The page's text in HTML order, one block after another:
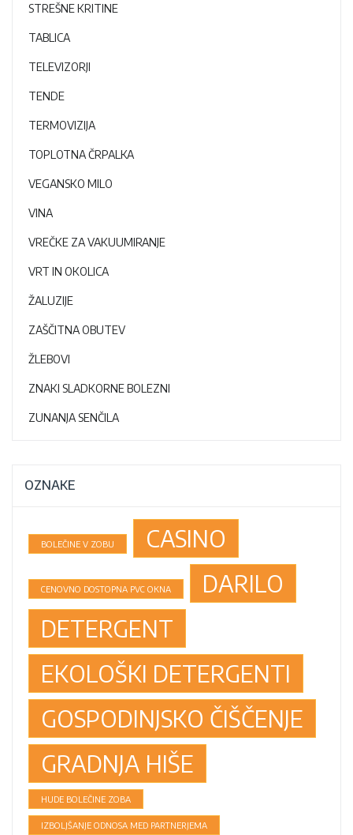
STREŠNE KRITINE
TABLICA
TELEVIZORJI
TENDE
TERMOVIZIJA
TOPLOTNA ČRPALKA
VEGANSKO MILO
VINA
VREČKE ZA VAKUUMIRANJE
VRT IN OKOLICA
ŽALUZIJE
ZAŠČITNA OBUTEV
ŽLEBOVI
ZNAKI SLADKORNE BOLEZNI
ZUNANJA SENČILA
OZNAKE
BOLEČINE V ZOBU CASINO
CENOVNO DOSTOPNA PVC OKNA
DARILO
DETERGENT
EKOLOŠKI DETERGENTI
GOSPODINJSKO ČIŠČENJE
GRADNJA HIŠE
HUDE BOLEČINE ZOBA
IZBOLJŠANJE ODNOSA MED PARTNERJEMA